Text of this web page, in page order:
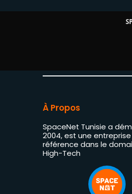
À Propos
SpaceNet Tunisie a
2004, est une
référence dans le
High-Tech